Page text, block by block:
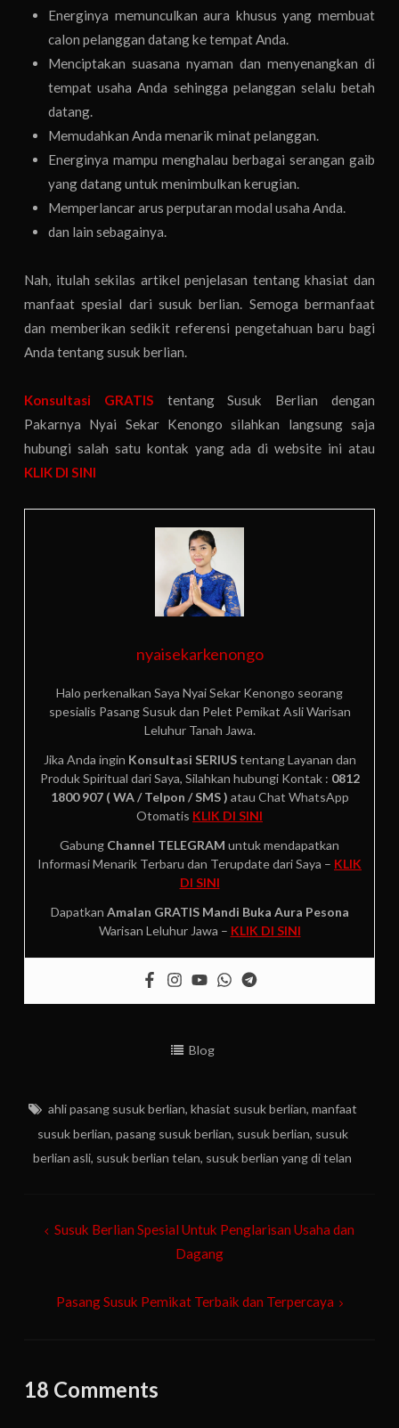
Energinya memunculkan aura khusus yang membuat
calon pelanggan datang ke tempat Anda.
Menciptakan suasana nyaman dan menyenangkan di
tempat usaha Anda sehingga pelanggan selalu betah
datang.
Memudahkan Anda menarik minat pelanggan.
Energinya mampu menghalau berbagai serangan gaib
yang datang untuk menimbulkan kerugian.
Memperlancar arus perputaran modal usaha Anda.
dan lain sebagainya.
Nah, itulah sekilas artikel penjelasan tentang khasiat dan
manfaat spesial dari susuk berlian. Semoga bermanfaat
dan memberikan sedikit referensi pengetahuan baru bagi
Anda tentang susuk berlian.
Konsultasi GRATIS tentang Susuk Berlian dengan
Pakarnya Nyai Sekar Kenongo silahkan langsung saja
hubungi salah satu kontak yang ada di website ini atau
KLIK DI SINI
nyaisekarkenongo
Halo perkenalkan Saya Nyai Sekar Kenongo seorang
spesialis Pasang Susuk dan Pelet Pemikat Asli Warisan
Leluhur Tanah Jawa.
Jika Anda ingin Konsultasi SERIUStentang Layanan dan
Produk Spiritual dari Saya, Silahkan hubungi Kontak : 0812
1800 907 ( WA / Telpon / SMS ) atau Chat WhatsApp
Otomatis KLIK DI SINI
Gabung Channel TELEGRAM untuk mendapatkan
Informasi Menarik Terbaru dan Terupdate dari Saya – KLIK
DI SINI
Dapatkan Amalan GRATIS Mandi Buka Aura Pesona
Warisan Leluhur Jawa – KLIK DI SINI
Blog
ahli pasang susuk berlian, khasiat susuk berlian, manfaat
susuk berlian, pasang susuk berlian, susuk berlian, susuk
berlian asli, susuk berlian telan, susuk berlian yang di telan
PostSusuk Berlian Spesial Untuk Penglarisan Usaha dan
Dagang
Pasang Susuk Pemikat Terbaik dan Terpercaya
18 Comments